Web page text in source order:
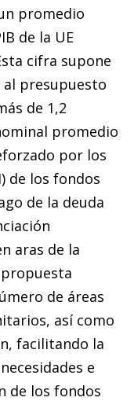
promedio
de la UE
cifra supone
presupuesto
de 1,2
promedio
por los
de los fondos
de la deuda
aras de la
de áreas
así como
facilitando la
e
de los fondos